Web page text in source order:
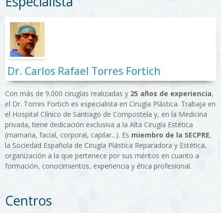
Dr. Carlos Rafael Torres Fortich
Con más de 9.000 cirugías realizadas y 25 años de experiencia,
el Dr. Torres Fortich es especialista en Cirugía Plástica. Trabaja en
el Hospital Clínico de Santiago de Compostela y, en la Medicina
privada, tiene dedicación exclusiva a la Alta Cirugía Estética
(mamaria, facial, corporal, capilar...). Es miembro de la SECPRE,
la Sociedad Española de Cirugía Plástica Reparadora y Estética,
organización a la que pertenece por sus méritos en cuanto a
formación, conocimientos, experiencia y ética profesional.
Centros